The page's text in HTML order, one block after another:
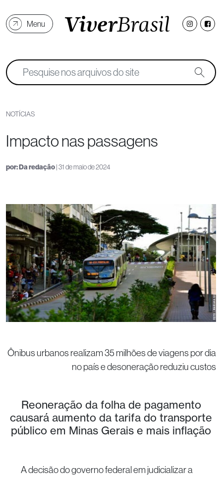
Menu
NOTÍCIAS
Impacto nas passagens
por:Da redação| 31 de maio de 2024
Ônibus urbanos realizam 35 milhões de viagens por dia
no país e desoneração reduziu custos
Reoneração da folha de pagamento
causará aumento da tarifa do transporte
público em Minas Gerais e mais inflação
A decisão do governo federal em judicializar a